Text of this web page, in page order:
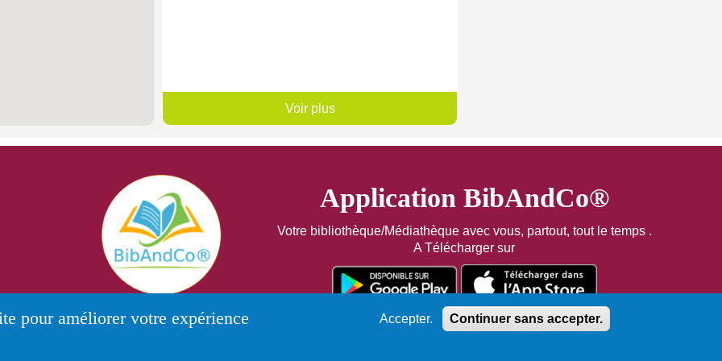
Voir plus
Application BibAndCo®
Votre bibliothèque/Médiathèque avec vous, partout, tout le temps .
A Télécharger sur
pour améliorer votre expérience
Accepter. Continuer sans accepter.